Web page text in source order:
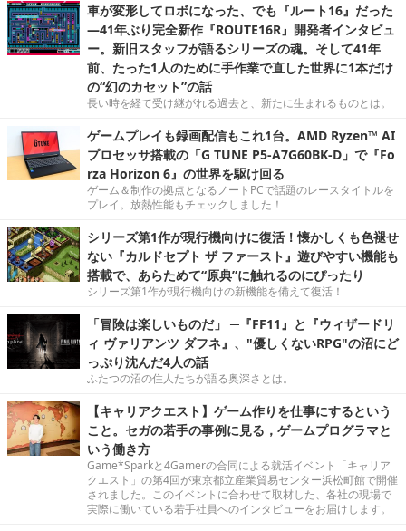
車が変形してロボになった、でも『ルート16』だった
―41年ぶり完全新作『ROUTE16R』開発者インタビュ
ー。新旧スタッフが語るシリーズの魂。そして41年
前、たった1人のために手作業で直した世界に1本だけ
の“幻のカセット”の話
長い時を経て受け継がれる過去と、新たに生まれるものとは。
ゲームプレイも録画配信もこれ1台。AMD Ryzen™ AI
プロセッサ搭載の「G TUNE P5-A7G60BK-D」で『Fo
rza Horizon 6』の世界を駆け回る
ゲーム＆制作の拠点となるノートPCで話題のレースタイトルを
プレイ。放熱性能もチェックしました！
シリーズ第1作が現行機向けに復活！懐かしくも色褪せ
ない『カルドセプト ザ ファースト』遊びやすい機能も
搭載で、あらためて“原典”に触れるのにぴったり
シリーズ第1作が現行機向けの新機能を備えて復活！
「冒険は楽しいものだ」 ─『FF11』と『ウィザードリ
ィ ヴァリアンツ ダフネ』、"優しくないRPG"の沼にど
っぷり沈んだ4人の話
ふたつの沼の住人たちが語る奥深さとは。
【キャリアクエスト】ゲーム作りを仕事にするという
こと。セガの若手の事例に見る，ゲームプログラマと
いう働き方
Game*Sparkと4Gamerの合同による就活イベント「キャリア
クエスト」の第4回が東京都立産業貿易センター浜松町館で開催
されました。このイベントに合わせて取材した、各社の現場で
実際に働いている若手社員へのインタビューをお届けします。